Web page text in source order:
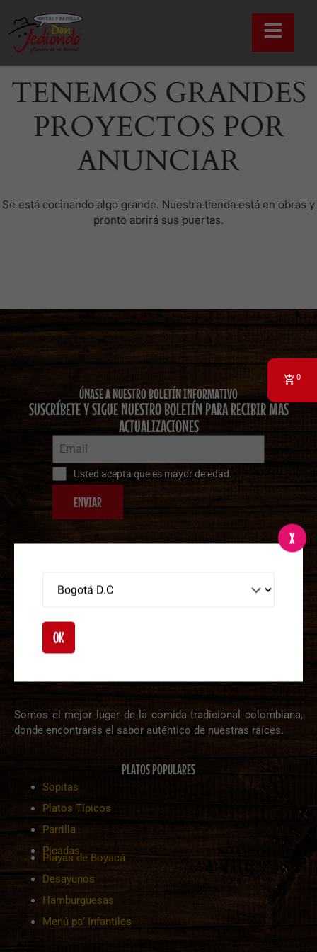
TENEMOS GRANDES
PROYECTOS POR
ANUNCIAR
Se está cocinando algo grande. Nuestra tienda está en obras y
pronto abrirá sus puertas.
ÚNASE A NUESTRO BOLETÍN INFORMATIVO
SUSCRÍBETE Y SIGUE NUESTRO BOLETÍN PARA RECIBIR MÁS
ACTUALIZACIONES
Usted acepta que es mayor de edad.
ENVIAR
Somos el mejor lugar de la comida tradicional colombiana,
donde encontrarás el sabor auténtico de nuestras raíces.
PLATOS POPULARES
Sopitas
Platos Típicos
Parrilla
Picadas
Playas de Boyacá
Desayunos
Hamburguesas
Menú pa’ Infantiles
OK
X
0